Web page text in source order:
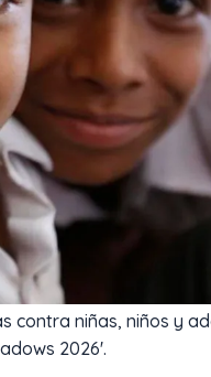
contra niñas, niños y
2026'.